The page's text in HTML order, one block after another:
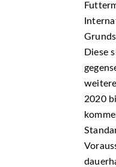
Diese
2020